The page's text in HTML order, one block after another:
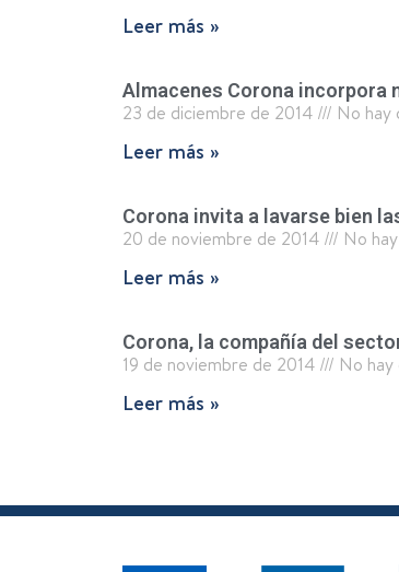
Leer más »
Almacenes Corona incorpora
23 de diciembre de 2014 No hay
Leer más »
Corona invita a lavarse bien
20 de noviembre de 2014 No
Leer más »
Corona, la compañía del
19 de noviembre de 2014 No
Leer más »